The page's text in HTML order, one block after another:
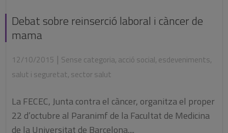
Debat sobre reinserció laboral i càncer de
mama
12/10/2015 | Sense categoria, acció social, esdeveniments,
salut i seguretat, sector salut
La FECEC, Junta contra el càncer, organitza el proper
22 d’octubre al Paranimf de la Facultat de Medicina
de la Universitat de Barcelona,...